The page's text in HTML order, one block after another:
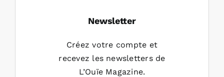
Newsletter
Créez votre compte et
recevez les newsletters de
L’Ouïe Magazine.